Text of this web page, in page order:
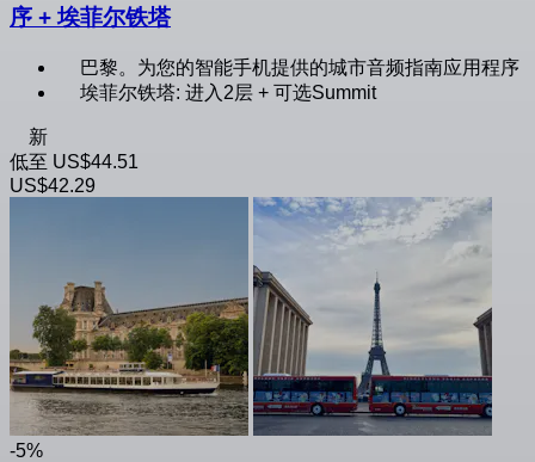
序 + 埃菲尔铁塔
巴黎。为您的智能手机提供的城市音频指南应用程序
埃菲尔铁塔: 进入2层 + 可选Summit
新
低至 US$44.51
US$42.29
-5%